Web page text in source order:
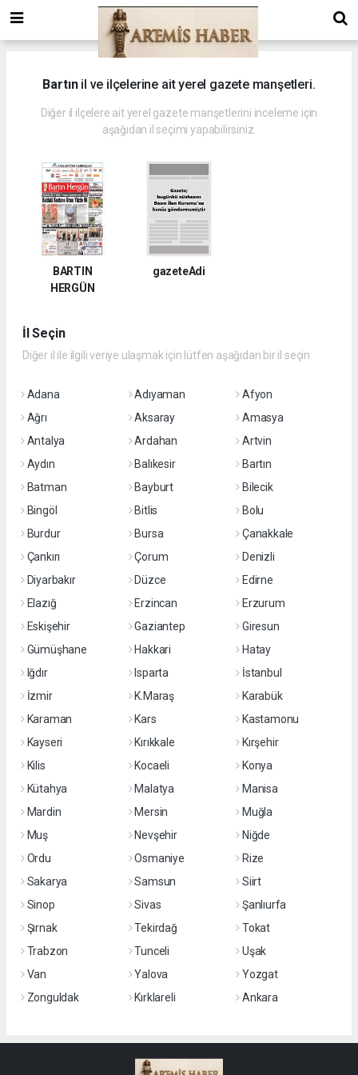
Bartınil ve ilçelerine ait yerel gazete manşetleri.
Diğer il ilçelere ait yerel gazete manşetlerini inceleme için
aşağıdan il seçimi yapabilirsiniz.
BARTIN
HERGÜN
gazeteAdi
İl Seçin
Diğer il ile ilgili veriye ulaşmak için lütfen aşağıdan bir il seçin
Adana Adıyaman
Afyon
Ağrı
Aksaray
Amasya
Antalya
Ardahan
Artvin
Aydın
Balıkesir
Bartın
Batman
Bayburt
Bilecik
Bingöl
Bitlis
Bolu
Burdur
Bursa
Çanakkale
Çankırı
Çorum
Denizli
Diyarbakır
Düzce
Edirne
Elazığ
Erzincan
Erzurum
Eskişehir
Gaziantep
Giresun
Gümüşhane
Hakkari
Hatay
Iğdır
Isparta
İstanbul
İzmir
K.Maraş
Karabük
Karaman
Kars
Kastamonu
Kayseri
Kırıkkale
Kırşehir
Kilis
Kocaeli
Konya
Kütahya
Malatya
Manisa
Mardin
Mersin
Muğla
Muş
Nevşehir
Niğde
Ordu
Osmaniye
Rize
Sakarya
Samsun
Siirt
Sinop
Sivas
Şanlıurfa
Şırnak
Tekirdağ
Tokat
Trabzon
Tunceli
Uşak
Van
Yalova
Yozgat
Zonguldak
Kırklareli Ankara